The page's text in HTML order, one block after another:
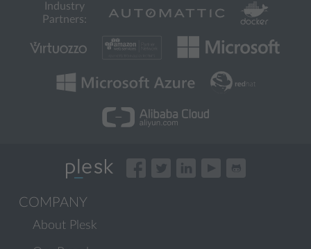
Industry
Partners:
COMPANY
About Plesk